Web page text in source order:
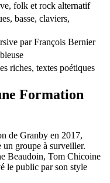
folk et rock alternatif
basse, claviers,
par François Bernier
riches, textes poétiques
Formation
de Granby en 2017,
un groupe à surveiller.
Beaudoin, Tom Chicoine
le public par son style